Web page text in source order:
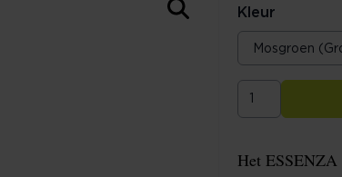
Kleur
Het ESSENZA